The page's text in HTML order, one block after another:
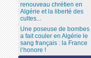
renouveau chrétien en
Algérie et la liberté des
cultes...
Une poseuse de bombes
a fait couler en Algérie le
sang français : la France
l’honore !